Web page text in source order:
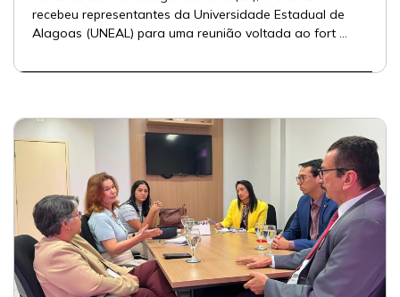
recebeu representantes da Universidade Estadual de
Alagoas (UNEAL) para uma reunião voltada ao fort ...